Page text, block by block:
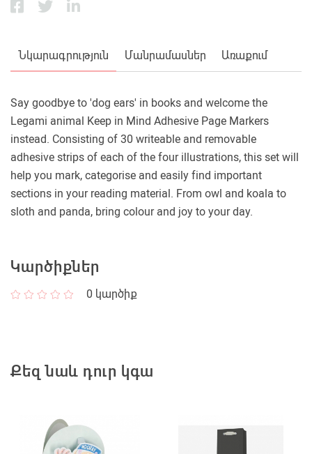
Նկարագրություն Մանրամասներ Առաքում
Say goodbye to 'dog ears' in books and welcome the
Legami animal Keep in Mind Adhesive Page Markers
instead. Consisting of 30 writeable and removable
adhesive strips of each of the four illustrations, this set will
help you mark, categorise and easily find important
sections in your reading material. From owl and koala to
sloth and panda, bring colour and joy to your day.
Կարծիքներ
0 կարծիք
Քեզ նաև դուր կգա